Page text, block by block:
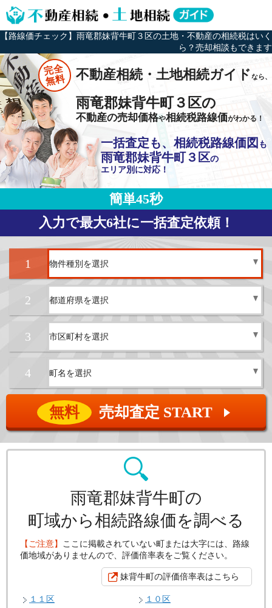
【路線価チェック】雨竜郡妹背牛町３区の土地・不動産の相続税はいく
ら？売却相談もできます
完全
無料 不動産相続・土地相続ガイドなら、
雨竜郡妹背牛町３区の
不動産の売却価格や相続税路線価がわかる！
一括査定も、相続税路線価図 も
雨竜郡妹背牛町３区の
エリア別に対応！
簡単45秒
入力で最大6社に一括査定依頼！
1
2
3
4
無料 売却査定 START ▲
雨竜郡妹背牛町の
町域から相続路線価を調べる
【ご注意】 ここに掲載されていない町または大字には、路線
価地域がありませんので、評価倍率表をご覧ください。
妹背牛町の評価倍率表はこちら
１１区
１０区